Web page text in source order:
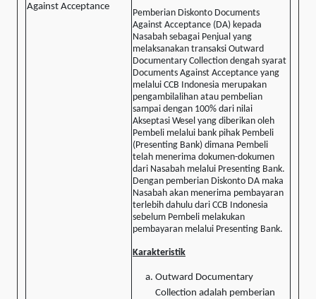
Against Acceptance
Pemberian Diskonto Documents
Against Acceptance (DA) kepada
Nasabah sebagai Penjual yang
melaksanakan transaksi Outward
Documentary Collection dengah syarat
Documents Against Acceptance yang
melalui CCB Indonesia merupakan
pengambilalihan atau pembelian
sampai dengan 100% dari nilai
Akseptasi Wesel yang diberikan oleh
Pembeli melalui bank pihak Pembeli
(Presenting Bank) dimana Pembeli
telah menerima dokumen-dokumen
dari Nasabah melalui Presenting Bank.
Dengan pemberian Diskonto DA maka
Nasabah akan menerima pembayaran
terlebih dahulu dari CCB Indonesia
sebelum Pembeli melakukan
pembayaran melalui Presenting Bank.
Karakteristik
Outward Documentary
Collection adalah pemberian